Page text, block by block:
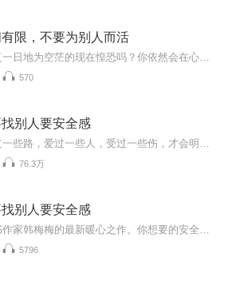
限，不要为别人而活
570
别人要安全感
76.3万
别人要安全感
5796